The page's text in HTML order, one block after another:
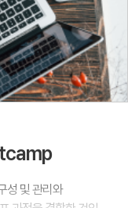
성 및 관리와